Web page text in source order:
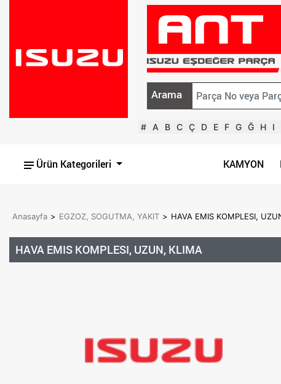
Arama
# A B C Ç D E F G Ğ H I
Ürün Kategorileri KAMYON
Anasayfa > EGZOZ, SOGUTMA, YAKIT > HAVA EMIS KOMPLESI,
HAVA EMIS KOMPLESI, UZUN, KLIMA